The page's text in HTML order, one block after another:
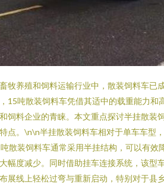
牧养殖和饲料运输行业中，散装饲料车已
15吨散装饲料车凭借其适中的载重能力和
饲料企业的青睐。本文重点探讨半挂散装
点。\n\n半挂散装饲料车相对于单车车型
散装饲料车通常采用半挂结构，可以有效
幅度减少。同时借助挂车连接系统，该型
展线上轻松过弯与重新启动，特别对于县